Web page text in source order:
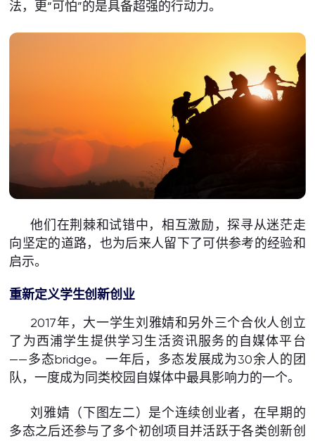
法，更“可怕”的是具备超强的行动力。
他们在荆棘和试错中，相互激励，探寻从迷茫走
向坚定的道路，也为后来人留下了可供参考的经验和
启示。
重新定义学生创新创业
2017年，大一学生刘雅婧和另外三个合伙人创立
了为西浦学生提供学习生活资讯服务的自媒体平台
——多态bridge。一年后，多态发展成为30余人的团
队，一度成为同类校园自媒体中最具影响力的一个。
刘雅婧（下图左二）是个连续创业者，在早期的
多态之后还参与了多个初创项目并活跃于各类创新创